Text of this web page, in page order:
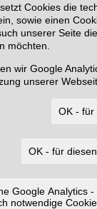
Cookies die
sowie einen
unserer Seite
möchten.
wir Google
unserer
OK - für
OK - für
Google Analytics -
notwendige